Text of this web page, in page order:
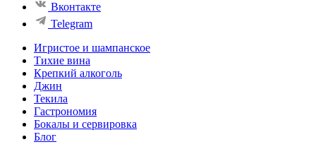
Вконтакте
Telegram
Игристое и шампанское
Тихие вина
Крепкий алкоголь
Джин
Текила
Гастрономия
Бокалы и сервировка
Блог